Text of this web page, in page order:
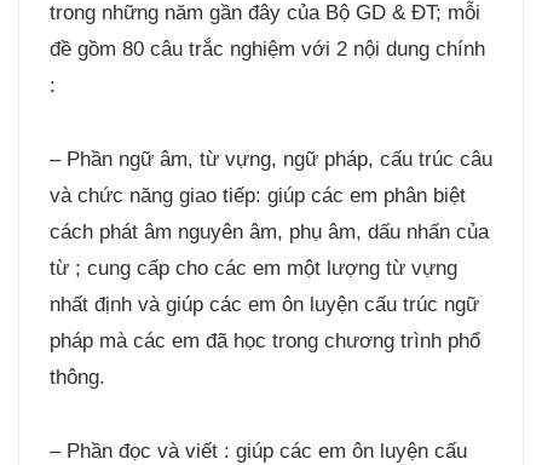
trong những năm gần đây của Bộ GD & ĐT; mỗi
đề gồm 80 câu trắc nghiệm với 2 nội dung chính
:
– Phần ngữ âm, từ vựng, ngữ pháp, cấu trúc câu
và chức năng giao tiếp: giúp các em phân biệt
cách phát âm nguyên âm, phụ âm, dấu nhấn của
từ ; cung cấp cho các em một lượng từ vựng
nhất định và giúp các em ôn luyện cấu trúc ngữ
pháp mà các em đã học trong chương trình phổ
thông.
– Phần đọc và viết : giúp các em ôn luyện cấu